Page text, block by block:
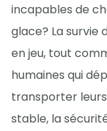
incapables de
glace? La survie
en jeu, tout
humaines qui
transporter leurs
stable, la